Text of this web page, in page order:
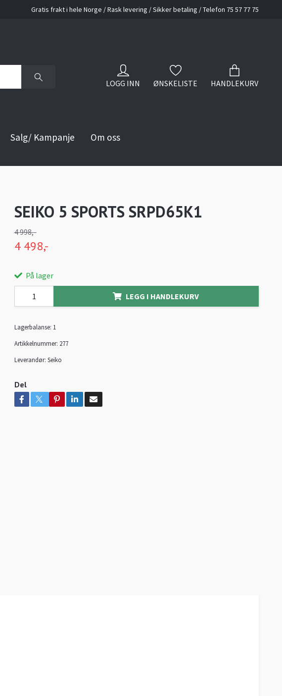
Gratis frakt i hele Norge / Rask levering / Sikker betaling / Telefon 75 57 77 75
LOGG INN ØNSKELISTE HANDLEKURV
Salg/ Kampanje Om oss
SEIKO 5 SPORTS SRPD65K1
4 998,-
4 498,-
På lager
LEGG I HANDLEKURV
Lagerbalanse: 1
Artikkelnummer: 277
Leverandør: Seiko
Del